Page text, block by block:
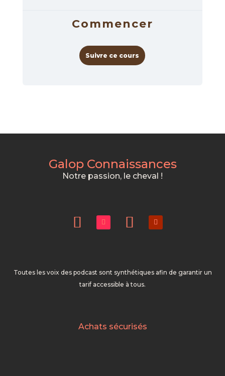
Commencer
Suivre ce cours
Galop Connaissances
Notre passion, le cheval !
Toutes les voix des podcast sont synthétiques afin de garantir un
tarif accessible à tous.
Achats sécurisés